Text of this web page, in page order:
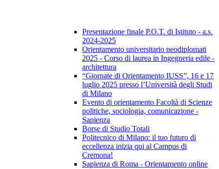
Presentazione finale P.O.T. di Istituto - a.s.
2024-2025
Orientamento universitario neodiplomati
2025 - Corso di laurea in Ingegneria edile -
architettura
“Giornate di Orientamento IUSS”, 16 e 17
luglio 2025 presso l’Università degli Studi
di Milano
Evento di orientamento Facoltà di Scienze
politiche, sociologia, comunicazione -
Sapienza
Borse di Studio Totali
Politecnico di Milano: il tuo futuro di
eccellenza inizia qui al Campus di
Cremona!
Sapienza di Roma - Orientamento online